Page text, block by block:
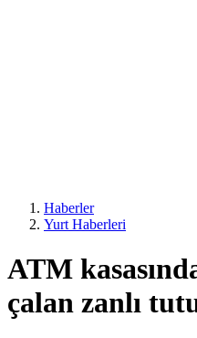
Haberler
Yurt Haberleri
ATM
çalan zanlı